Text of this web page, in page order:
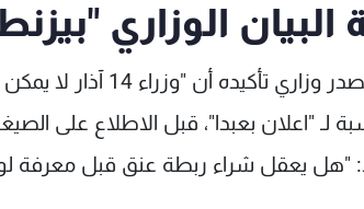
البيان الوزاري
نقلت صحيفة "اللواء" عن مصدر
لـ "اعلان بعبدا"، قبل الاطلاع على
"هل يعقل شراء ربطة عنق قبل معرفة لون